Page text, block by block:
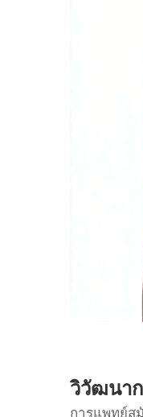
วิวัฒนา
การแพทย์ส